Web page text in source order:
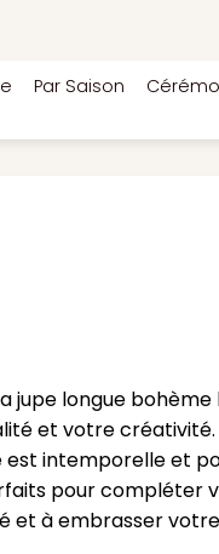
Par Saison
jupe longue bohème
et votre
est intemporelle et
pour compléter
et à embrasser